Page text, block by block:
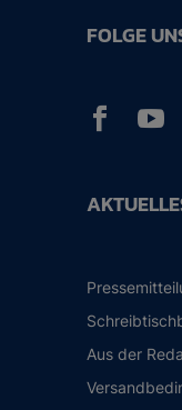
Aus der
FOLGE
 